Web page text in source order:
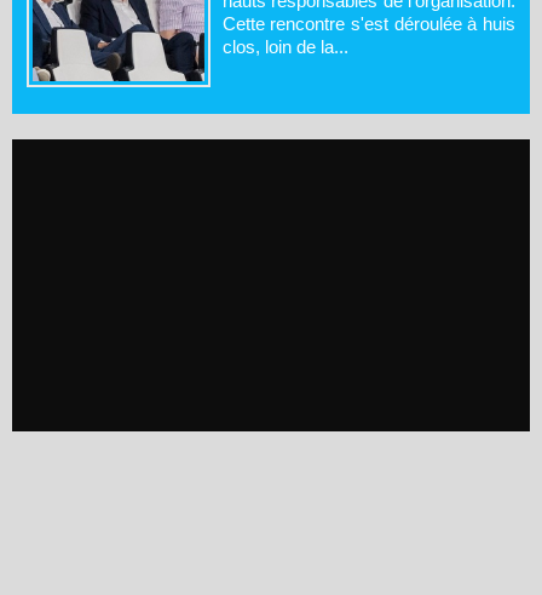
Cette rencontre s'est déroulée à huis
clos, loin de la...